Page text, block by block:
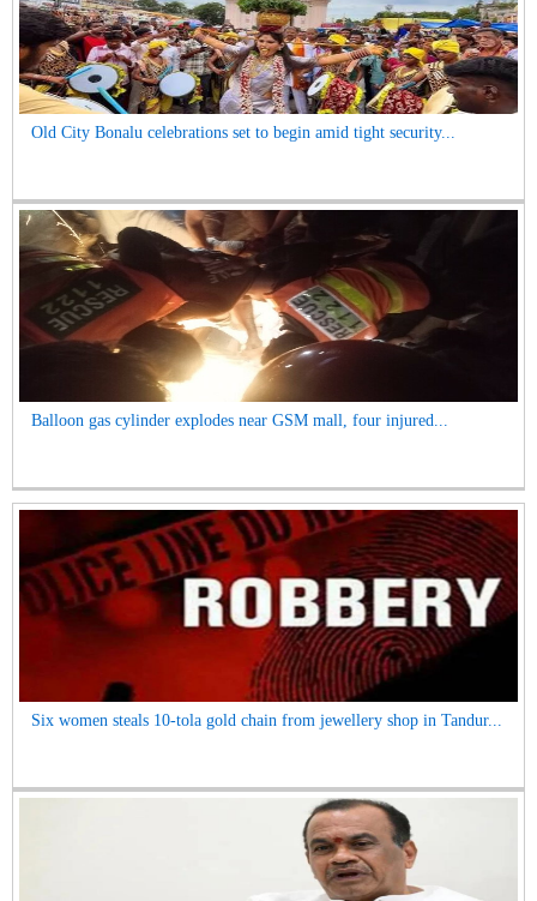
Old City Bonalu celebrations set to begin amid tight security...
Balloon gas cylinder explodes near GSM mall, four injured...
Six women steals 10-tola gold chain from jewellery shop in Tandur...